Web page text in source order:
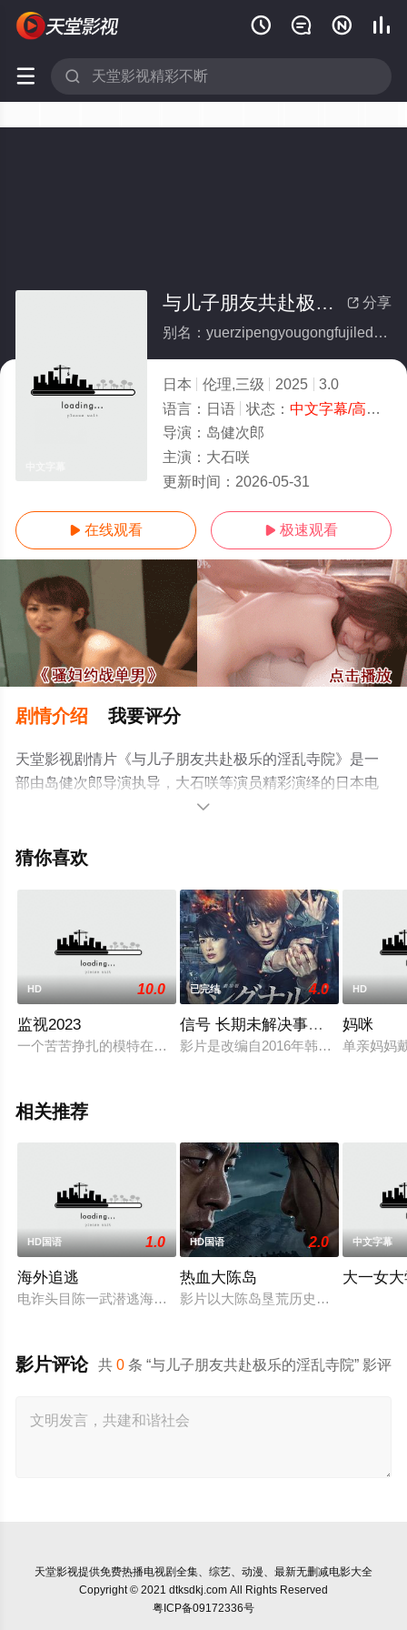
   
 
 分享
与儿子朋友共赴极乐的淫乱寺院
别名：yuerzipengyougongfujiledeyinluansiyuan
日本 伦理,三级 2025
3.0
语言： 日语 状态： 中文字幕/高清
导演： 岛健次郎
主演： 大石咲
更新时间： 2026-05-31
 在线观看  极速观看
剧情介绍 我要评分
天堂影视剧情片《与儿子朋友共赴极乐的淫乱寺院》是一
部由岛健次郎导演执导，大石咲等演员精彩演绎的日本电
影，手机免费观看高清未删减完整版电影大全就上天堂电
等平台了解。

猜你喜欢
HD 10.0
监视2023
一个苦苦挣扎的模特在一个小公寓里获得了很大的租金折扣。
已完结 4.0
信号 长期未解决事件搜查组 剧
影片是改编自2016年韩剧《信号》
HD
妈咪
单亲妈妈
相关推荐
HD国语 1.0
海外追逃
电诈头目陈一武潜逃海外实施诈骗犯罪，为将其引渡回国，中
HD国语 2.0
热血大陈岛
影片以大陈岛垦荒历史为创作底色，
中文字幕
大一女
共0 条 “与儿子朋友共赴极乐的淫乱寺院” 影评
影片评论
天堂影视提供免费热播电视剧全集、综艺、动漫、最新无删减电影大全
Copyright © 2021 dtksdkj.com All Rights Reserved
粤ICP备09172336号